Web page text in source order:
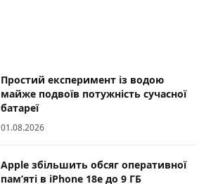
Простий експеримент із водою
майже подвоїв потужність сучасної
батареї
01.08.2026
Apple збільшить обсяг оперативної
пам’яті в iPhone 18e до 9 ГБ